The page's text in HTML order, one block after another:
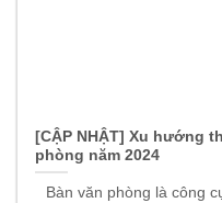
[CẬP NHẬT] Xu hướng
phòng năm 2024
Bàn văn phòng là công